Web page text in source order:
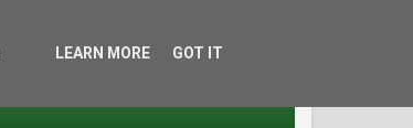
LEARN MORE GOT IT